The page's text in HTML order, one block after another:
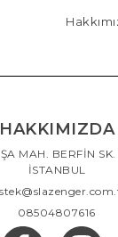
HAKKIMIZDA
MAH. BERFİN
İSTANBUL
08504807616